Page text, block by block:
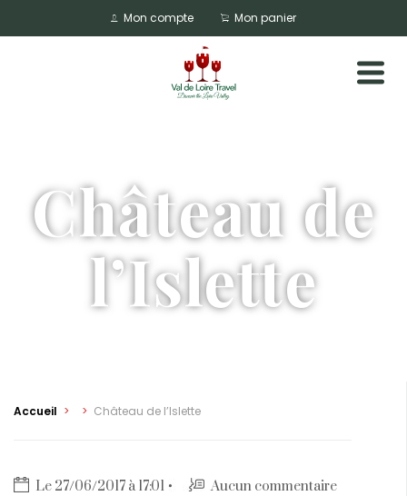
Mon compte Mon panier
Château de
l’Islette
Accueil > > Château de l’Islette
Le 27/06/2017 à 17:01 Aucun commentaire